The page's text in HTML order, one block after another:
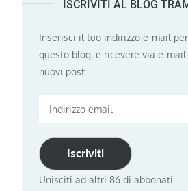
ISCRIVITI AL BLOG
Inserisci il tuo indirizzo e-mail
questo blog, e ricevere via e-
nuovi post.
Indirizzo
Iscriviti
Unisciti ad altri 86 di abbonati